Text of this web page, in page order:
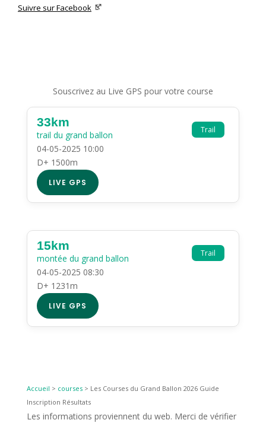
Suivre sur Facebook
Souscrivez au Live GPS pour votre course
Trail
33km
trail du grand ballon
04-05-2025 10:00
D+ 1500m
LIVE GPS
Trail
15km
montée du grand ballon
04-05-2025 08:30
D+ 1231m
LIVE GPS
Accueil > courses> Les Courses du Grand Ballon 2026 Guide
Inscription Résultats
Les informations proviennent du web. Merci de vérifier